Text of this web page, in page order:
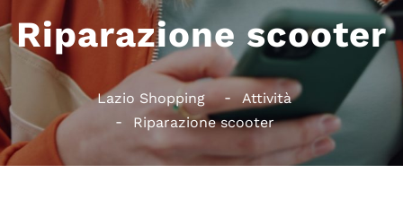
Riparazione scooter
Lazio Shopping
Attività
Riparazione scooter